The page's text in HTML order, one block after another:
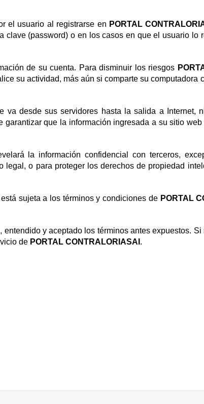
el usuario al registrarse en PORTAL
(password) o en los casos en que el usuario lo
de su cuenta. Para disminuir los riesgos
su actividad, más aún si comparte su computadora
va desde sus servidores hasta la salida a Internet,
garantizar que la información ingresada a su sitio
la información confidencial con terceros,
o para proteger los derechos de propiedad
sujeta a los términos y condiciones de PORTAL
entendido y aceptado los términos antes expuestos.
de PORTAL CONTRALORIASAI .